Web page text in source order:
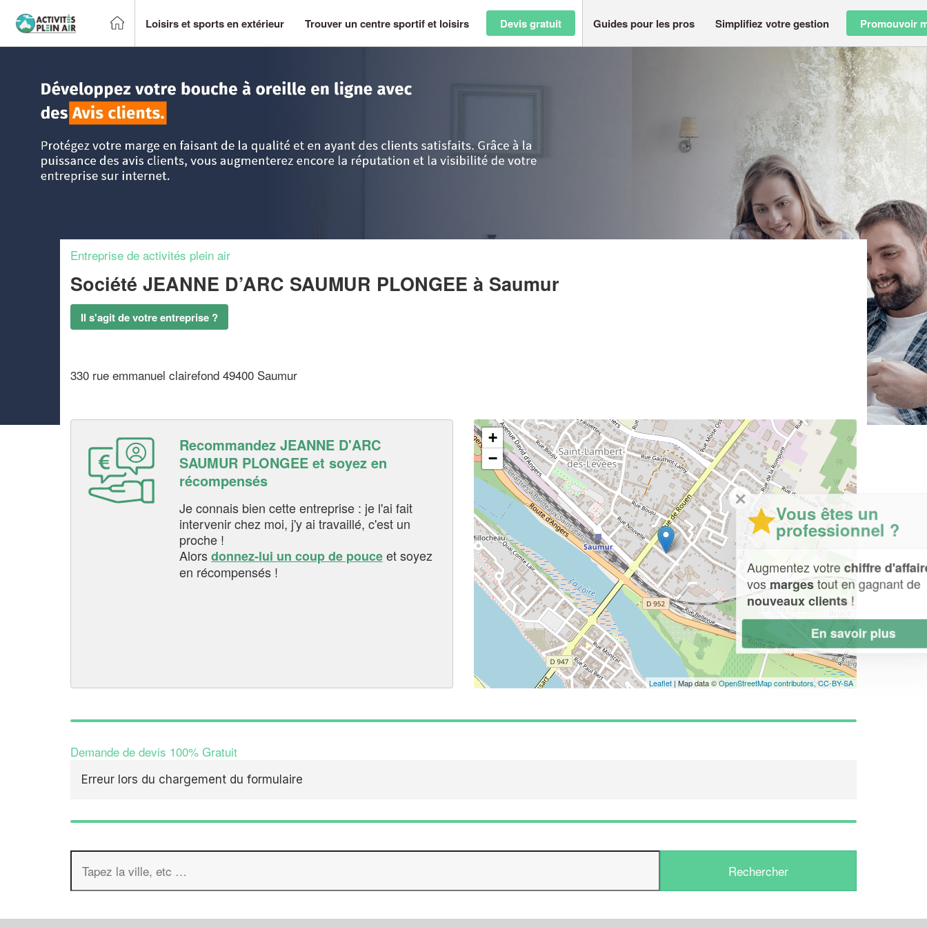
Loisirs et sports en extérieur Trouver un centre sportif et loisirs Devis gratuit Guides pour les pros Simplifiez votre gestion Promouvoir
Entreprise de activités plein air
Société JEANNE D’ARC SAUMUR PLONGEE à Saumur
Il s'agit de votre entreprise ?
330 rue emmanuel clairefond 49400 Saumur
Recommandez JEANNE D'ARC
SAUMUR PLONGEE et soyez en
récompensés
Je connais bien cette entreprise : je l'ai fait
intervenir chez moi, j'y ai travaillé, c'est un
proche !
Alorsdonnez-lui un coup de pouceet soyez
en récompensés !
+
−
Leaflet | Map data ©OpenStreetMap contributors,CC-BY-SA
Demande de devis 100% Gratuit
Erreur lors du chargement du formulaire
✕
Vous êtes un
professionnel ?
Augmentez votrechiffre d'affaireset
vos
margestout en gagnant de
nouveaux clients!
En savoir plus